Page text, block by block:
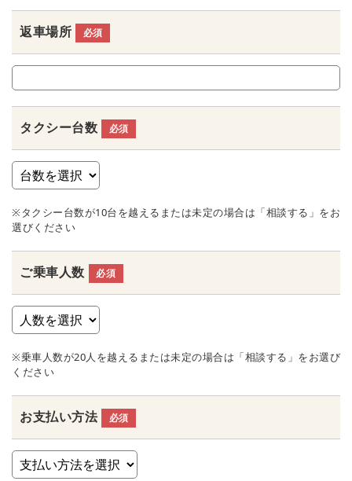
返車場所 必須
タクシー台数 必須
※タクシー台数が10台を越えるまたは未定の場合は「相談する」をお
選びください
ご乗車人数 必須
※乗車人数が20人を越えるまたは未定の場合は「相談する」をお選び
ください
お支払い方法 必須